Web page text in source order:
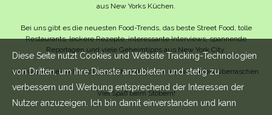
aus New Yorks Küchen.
Bei uns gibt es die neuesten Food-Trends, das beste Street Food, tolle
Restaurants, leckere Rezepte, interessante Interviews, spannende
Reportagen und viele Geheimtipps aus New York City.
Und wahrscheinlich noch viel mehr – da lassen wir uns selbst überraschen.
Viel Spaß beim Stöbern!
Diese Seite nutzt Cookies und Website Tracking-Technologien
von Dritten, um ihre Dienste anzubieten und stetig zu
verbessern und Werbung entsprechend der Interessen der
Nutzer anzuzeigen. Ich bin damit einverstanden und kann